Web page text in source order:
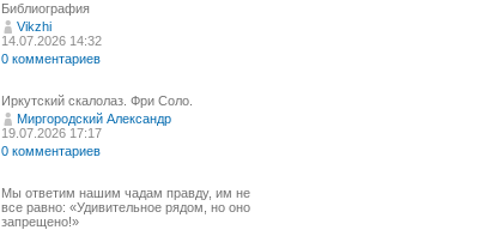
Библиография
Vikzhi
14.07.2026 14:32
0 комментариев
Иркутский скалолаз. Фри Соло.
Миргородский Александр
19.07.2026 17:17
0 комментариев
Мы ответим нашим чадам правду, им не
все равно: «Удивительное рядом, но оно
запрещено!»